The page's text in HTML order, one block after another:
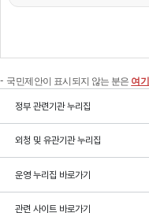
국민제안이 표시되지 않는 분은 여기
정부 관련기관 누리집
외청 및 유관기관 누리집
운영 누리집 바로가기
관련 사이트 바로가기